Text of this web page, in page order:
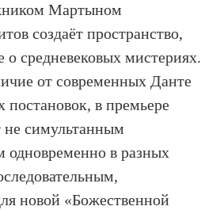
Мартыном
создаёт пространство,
средневековых мистериях.
от современных Данте
постановок, в премьере
не симультанным
одновременно в разных
новой «Божественной